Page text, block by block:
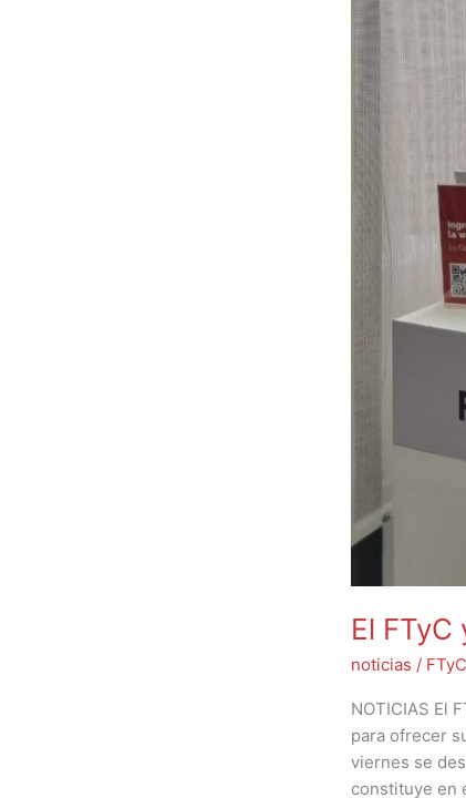
El FTyC
noticias /
NOTICIAS El
para ofrecer
viernes se
constituye en